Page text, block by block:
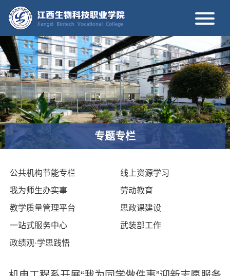
专题专栏
公共机构节能专栏
线上资源学习
我为师生办实事
劳动教育
教学质量管理平台
思政课建设
一站式服务中心
武装部工作
政绩观·学思践悟